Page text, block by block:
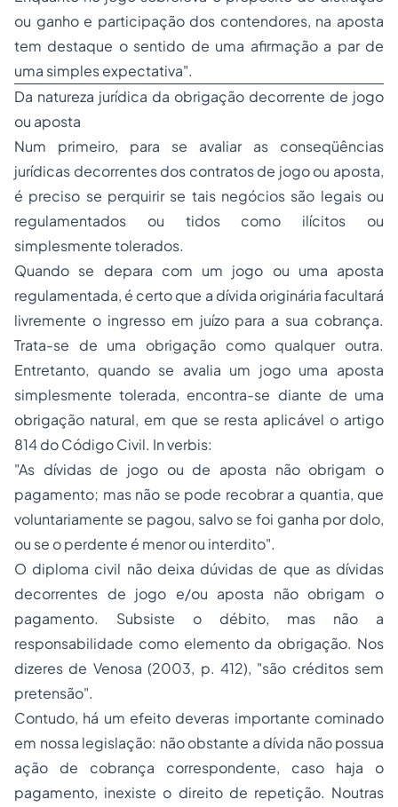
ou ganho e participação dos contendores, na aposta
tem destaque o sentido de uma afirmação a par de
uma simples expectativa".
Da natureza jurídica da obrigação decorrente de jogo
ou aposta
Num primeiro, para se avaliar as conseqüências
jurídicas decorrentes dos contratos de jogo ou aposta,
é preciso se perquirir se tais negócios são legais ou
regulamentados ou tidos como ilícitos ou
simplesmente tolerados.
Quando se depara com um jogo ou uma aposta
regulamentada, é certo que a dívida originária facultará
livremente o ingresso em juízo para a sua cobrança.
Trata-se de uma obrigação como qualquer outra.
Entretanto, quando se avalia um jogo uma aposta
simplesmente tolerada, encontra-se diante de uma
obrigação natural, em que se resta aplicável o artigo
814 do Código Civil. In verbis:
"As dívidas de jogo ou de aposta não obrigam o
pagamento; mas não se pode recobrar a quantia, que
voluntariamente se pagou, salvo se foi ganha por dolo,
ou se o perdente é menor ou interdito".
O diploma civil não deixa dúvidas de que as dívidas
decorrentes de jogo e/ou aposta não obrigam o
pagamento. Subsiste o débito, mas não a
responsabilidade como elemento da obrigação. Nos
dizeres de Venosa (2003, p. 412), "são créditos sem
pretensão".
Contudo, há um efeito deveras importante cominado
em nossa legislação: não obstante a dívida não possua
ação de cobrança correspondente, caso haja o
pagamento, inexiste o direito de repetição. Noutras